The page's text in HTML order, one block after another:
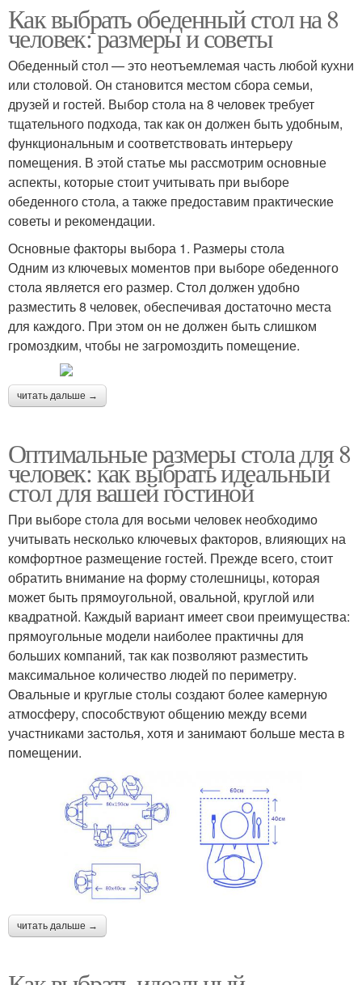
Как выбрать обеденный стол на 8
человек: размеры и советы
Обеденный стол — это неотъемлемая часть любой кухни
или столовой. Он становится местом сбора семьи,
друзей и гостей. Выбор стола на 8 человек требует
тщательного подхода, так как он должен быть удобным,
функциональным и соответствовать интерьеру
помещения. В этой статье мы рассмотрим основные
аспекты, которые стоит учитывать при выборе
обеденного стола, а также предоставим практические
советы и рекомендации.
Основные факторы выбора 1. Размеры стола
Одним из ключевых моментов при выборе обеденного
стола является его размер. Стол должен удобно
разместить 8 человек, обеспечивая достаточно места
для каждого. При этом он не должен быть слишком
громоздким, чтобы не загромоздить помещение.
читать дальше →
Оптимальные размеры стола для 8
человек: как выбрать идеальный
стол для вашей гостиной
При выборе стола для восьми человек необходимо
учитывать несколько ключевых факторов, влияющих на
комфортное размещение гостей. Прежде всего, стоит
обратить внимание на форму столешницы, которая
может быть прямоугольной, овальной, круглой или
квадратной. Каждый вариант имеет свои преимущества:
прямоугольные модели наиболее практичны для
больших компаний, так как позволяют разместить
максимальное количество людей по периметру.
Овальные и круглые столы создают более камерную
атмосферу, способствуют общению между всеми
участниками застолья, хотя и занимают больше места в
помещении.
читать дальше →